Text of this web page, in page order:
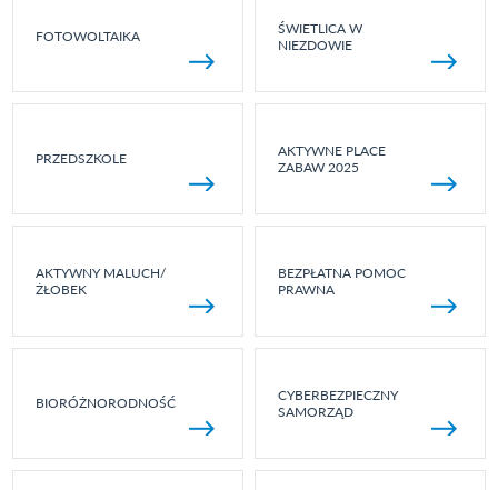
FOTOWOLTAIKA
ŚWIETLICA W
NIEZDOWIE
PRZEDSZKOLE
AKTYWNE PLACE
ZABAW 2025
AKTYWNY MALUCH/
ŻŁOBEK
BEZPŁATNA POMOC
PRAWNA
BIORÓŻNORODNOŚĆ
CYBERBEZPIECZNY
SAMORZĄD